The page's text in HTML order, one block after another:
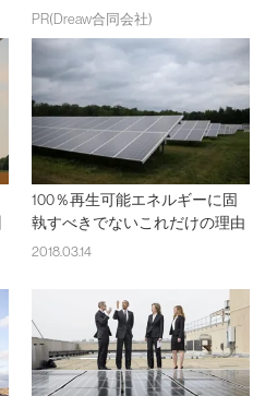
PR(Dreaw合同会社)
100％再生可能エネルギーに固
執すべきでないこれだけの理由
2018.03.14